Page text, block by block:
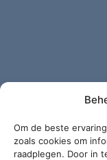
Om de beste
zoals cookies om
raadplegen. Door in
Software